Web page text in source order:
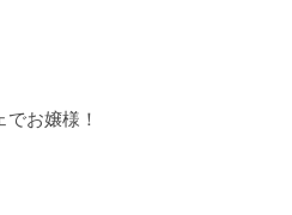
お嬢様！